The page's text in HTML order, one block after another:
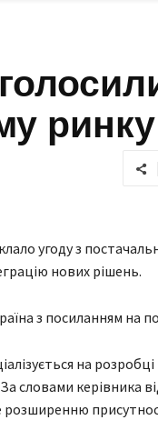
ринку
угоду з
нових рішень.
з посиланням на
на
словами керівника